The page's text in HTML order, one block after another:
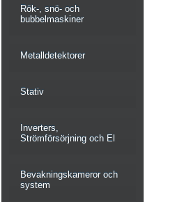
Rök-, snö- och
bubbelmaskiner
Metalldetektorer
Stativ
Inverters,
Strömförsörjning och El
Bevakningskameror och
system